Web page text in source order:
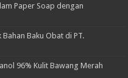
Paper Soap dengan
Bahan Baku Obat di PT.
96% Kulit Bawang Merah